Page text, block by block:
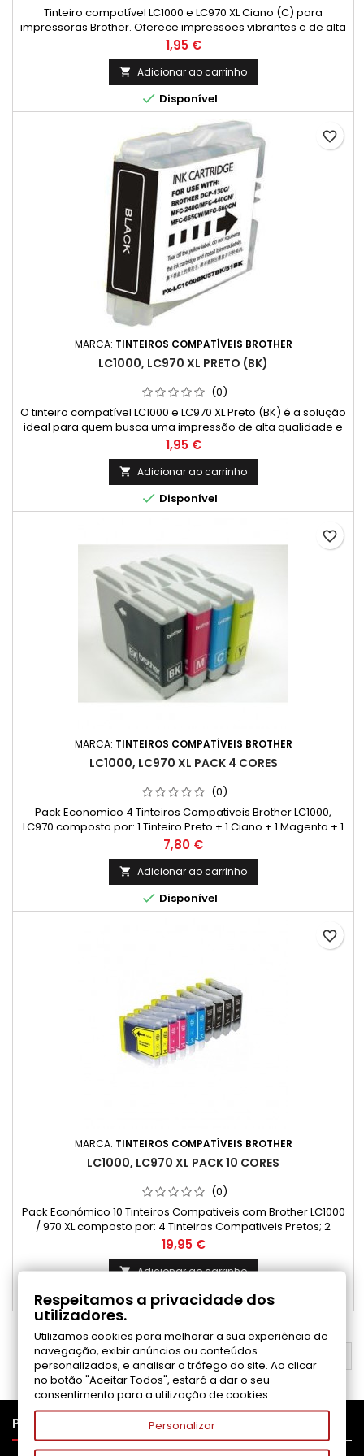
Tinteiro compatível LC1000 e LC970 XL Ciano (C) para
impressoras Brother. Oferece impressões vibrantes e de alta
qualidade com excelente custo-benefício. Compatível com
diversos modelos DCP e MFC. Disponível na Jatinteiros.com.
Preço
1,95 €
 Adicionar ao carrinho
 Disponível
MARCA: TINTEIROS COMPATÍVEIS BROTHER
LC1000, LC970 XL PRETO (BK)
(0)
O tinteiro compatível LC1000 e LC970 XL Preto (BK) é a solução
ideal para quem busca uma impressão de alta qualidade e
economia em suas impressoras Brother. Este cartucho é
compatível com uma ampla gama de modelos,
incluindo:DCP: 130C, 135C, 150C, 153C, 155C, 330C, 350C, 353C,
357C, 540CN, 560CN, 750CN, 750CW, 770CWFAX: 1355, 1360,
1460, 1560, 1860, 1960,...
Preço
1,95 €
 Adicionar ao carrinho
 Disponível
favorite_border
MARCA: TINTEIROS COMPATÍVEIS BROTHER
LC1000, LC970 XL PACK 4 CORES
(0)
Pack Economico 4 Tinteiros Compativeis Brother LC1000,
LC970 composto por: 1 Tinteiro Preto + 1 Ciano + 1 Magenta + 1
Amarelo
Preço
7,80 €
 Adicionar ao carrinho
 Disponível
favorite_border
MARCA: TINTEIROS COMPATÍVEIS BROTHER
LC1000, LC970 XL PACK 10 CORES
(0)
Pack Económico 10 Tinteiros Compativeis com Brother LC1000
/ 970 XL composto por: 4 Tinteiros Compativeis Pretos; 2
Tinteiros Compativeis Ciano; 2 Tinteiros Compativeis
Magenta; 2 Tinteiros Compativeis Amarelo.
Preço
19,95 €
 Adicionar ao carrinho
Disponível
favorite_border
VOLTAR AO TOPO
PRODUTOS
Respeitamos a privacidade dos
utilizadores.
Utilizamos cookies para melhorar a sua experiência de
navegação, exibir anúncios ou conteúdos
personalizados, e analisar o tráfego do site. Ao clicar
no botão "Aceitar Todos", estará a dar o seu
consentimento para a utilização de cookies.
Personalizar